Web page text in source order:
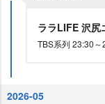
ララLIFE 沢尻
TBS系列 23:30～
2026-05